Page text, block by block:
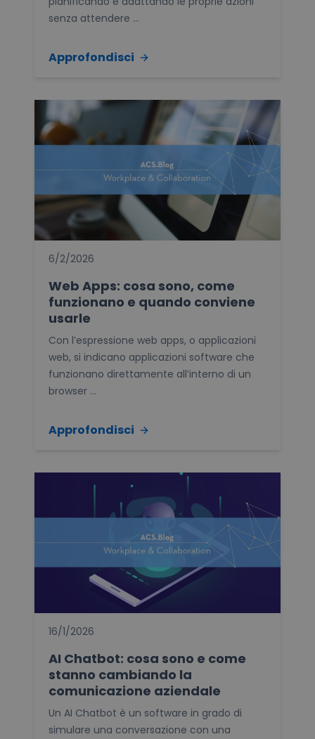
senza attendere ...
Approfondisci
6/2/2026
Web Apps: cosa sono, come
funzionano e quando conviene
usarle
Con l’espressione web apps, o applicazioni
web, si indicano applicazioni software che
funzionano direttamente all’interno di un
browser ...
Approfondisci
16/1/2026
AI Chatbot: cosa sono e come
stanno cambiando la
comunicazione aziendale
Un AI Chatbot è un software in grado di
simulare una conversazione con una